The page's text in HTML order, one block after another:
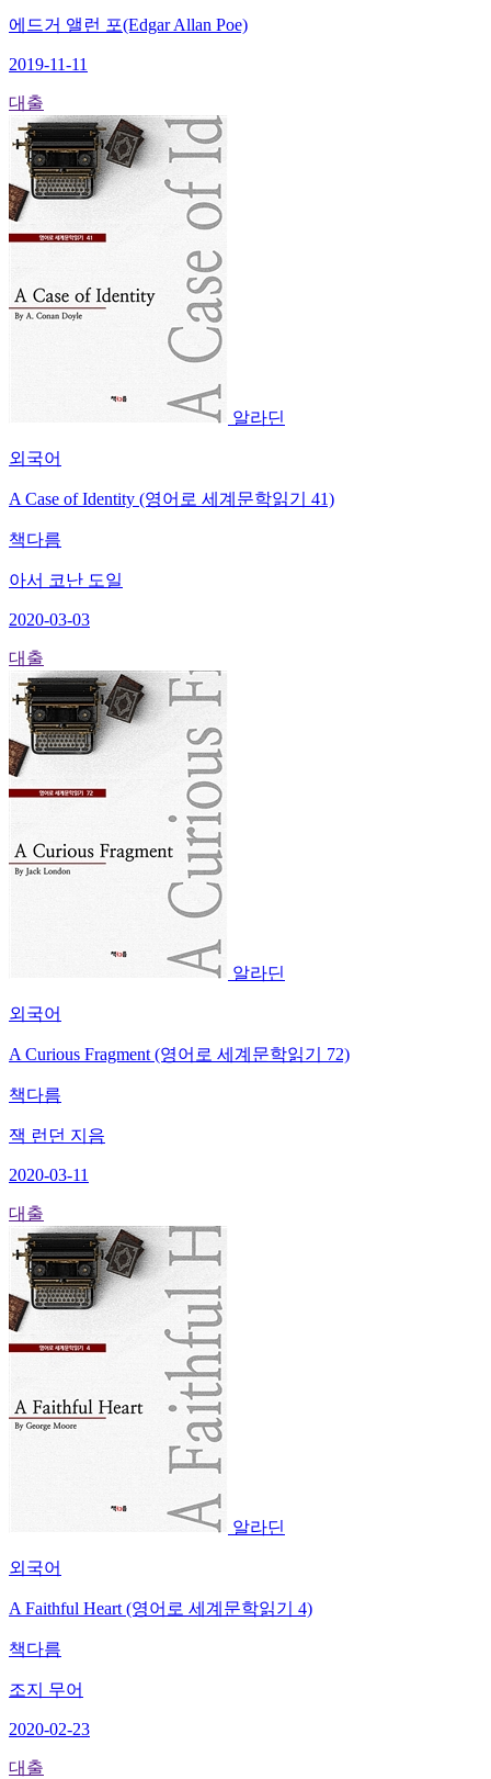
에드거 앨런 포(Edgar Allan Poe)
2019-11-11
대출
알라딘
외국어
A Case of Identity (영어로 세계문학읽기 41)
책다름
아서 코난 도일
2020-03-03
대출
알라딘
외국어
A Curious Fragment (영어로 세계문학읽기 72)
책다름
잭 런던 지음
2020-03-11
대출
알라딘
외국어
A Faithful Heart (영어로 세계문학읽기 4)
책다름
조지 무어
2020-02-23
대출